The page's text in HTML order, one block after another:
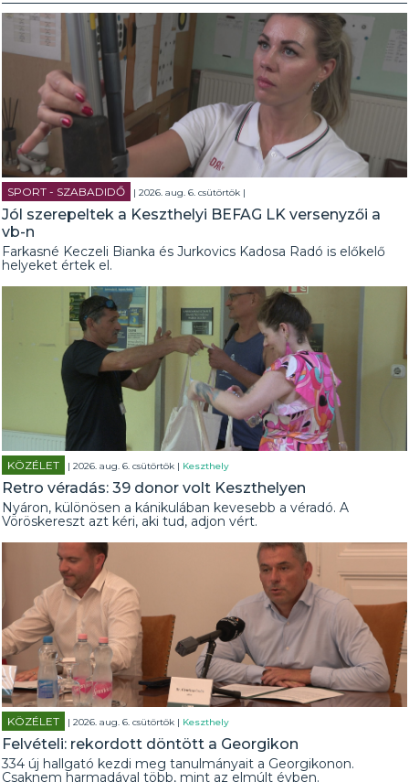
SPORT - SZABADIDŐ | 2026. aug. 6. csütörtök |
Jól szerepeltek a Keszthelyi BEFAG LK versenyzői a
vb-n
Farkasné Keczeli Bianka és Jurkovics Kadosa Radó is előkelő
helyeket értek el.
KÖZÉLET | 2026. aug. 6. csütörtök | Keszthely
Retro véradás: 39 donor volt Keszthelyen
Nyáron, különösen a kánikulában kevesebb a véradó. A
Vöröskereszt azt kéri, aki tud, adjon vért.
KÖZÉLET | 2026. aug. 6. csütörtök | Keszthely
Felvételi: rekordott döntött a Georgikon
334 új hallgató kezdi meg tanulmányait a Georgikonon.
Csaknem harmadával több, mint az elmúlt évben.